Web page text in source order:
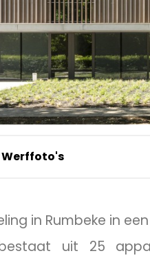
Werffoto's
in Rumbeke in
uit 25